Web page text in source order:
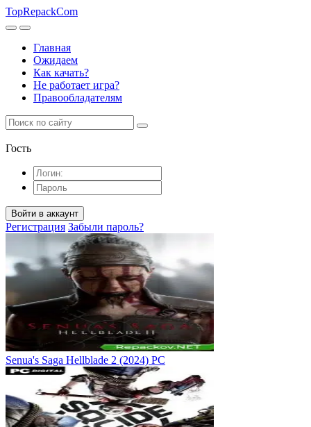
TopRepackCom
Главная
Ожидаем
Как качать?
Не работает игра?
Правообладателям
Гость
Войти в аккаунт
Регистрация Забыли пароль?
Senua's Saga Hellblade 2 (2024) PC